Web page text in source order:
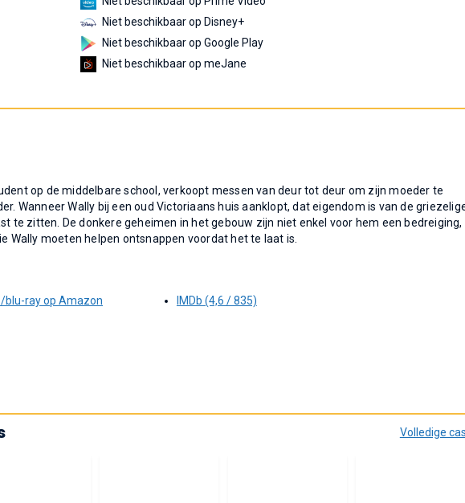
Niet beschikbaar op Disney+
Niet beschikbaar op Google Play
Niet beschikbaar op meJane
op de middelbare school, verkoopt messen van deur tot deur om zijn moeder te
Wanneer Wally bij een oud Victoriaans huis aanklopt, dat eigendom is van de
te zitten. De donkere geheimen in het gebouw zijn niet enkel voor hem een bedreiging,
Wally moeten helpen ontsnappen voordat het te laat is.
blu-ray op Amazon IMDb (4,6 / 835)
Volledige